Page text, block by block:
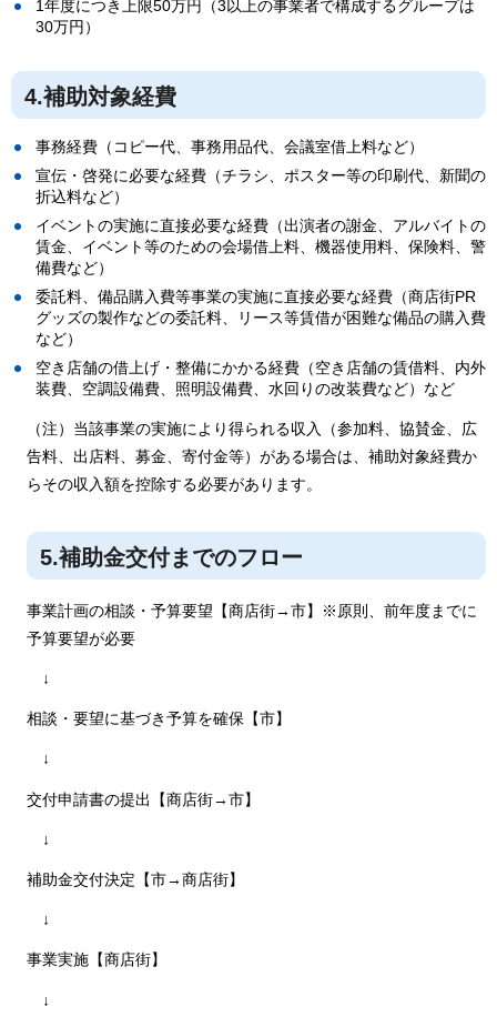
1年度につき上限50万円（3以上の事業者で構成するグループは
30万円）
4.補助対象経費
事務経費（コピー代、事務用品代、会議室借上料など）
宣伝・啓発に必要な経費（チラシ、ポスター等の印刷代、新聞の
折込料など）
イベントの実施に直接必要な経費（出演者の謝金、アルバイトの
賃金、イベント等のための会場借上料、機器使用料、保険料、警
備費など）
委託料、備品購入費等事業の実施に直接必要な経費（商店街PR
グッズの製作などの委託料、リース等賃借が困難な備品の購入費
など）
空き店舗の借上げ・整備にかかる経費（空き店舗の賃借料、内外
装費、空調設備費、照明設備費、水回りの改装費など）など
（注）当該事業の実施により得られる収入（参加料、協賛金、広
告料、出店料、募金、寄付金等）がある場合は、補助対象経費か
らその収入額を控除する必要があります。
5.補助金交付までのフロー
事業計画の相談・予算要望【商店街→市】※原則、前年度までに
予算要望が必要
↓
相談・要望に基づき予算を確保【市】
↓
交付申請書の提出【商店街→市】
↓
補助金交付決定【市→商店街】
↓
事業実施【商店街】
↓